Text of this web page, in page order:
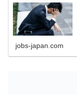
jobs-japan.com